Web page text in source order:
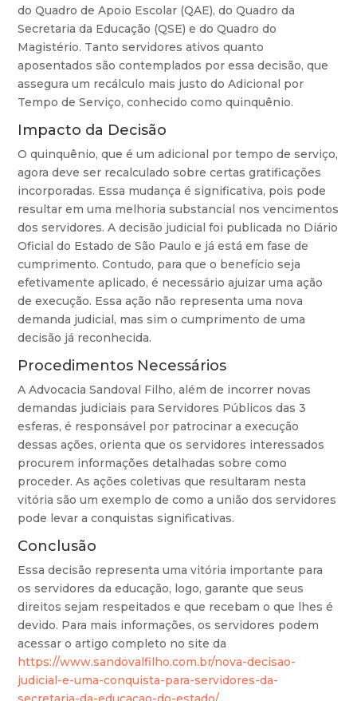
do Quadro de Apoio Escolar (QAE), do Quadro da
Secretaria da Educação (QSE) e do Quadro do
Magistério. Tanto servidores ativos quanto
aposentados são contemplados por essa decisão, que
assegura um recálculo mais justo do Adicional por
Tempo de Serviço, conhecido como quinquênio.
Impacto da Decisão
O quinquênio, que é um adicional por tempo de serviço,
agora deve ser recalculado sobre certas gratificações
incorporadas. Essa mudança é significativa, pois pode
resultar em uma melhoria substancial nos vencimentos
dos servidores. A decisão judicial foi publicada no Diário
Oficial do Estado de São Paulo e já está em fase de
cumprimento. Contudo, para que o benefício seja
efetivamente aplicado, é necessário ajuizar uma ação
de execução. Essa ação não representa uma nova
demanda judicial, mas sim o cumprimento de uma
decisão já reconhecida.
Procedimentos Necessários
A Advocacia Sandoval Filho, além de incorrer novas
demandas judiciais para Servidores Públicos das 3
esferas, é responsável por patrocinar a execução
dessas ações, orienta que os servidores interessados
procurem informações detalhadas sobre como
proceder. As ações coletivas que resultaram nesta
vitória são um exemplo de como a união dos servidores
pode levar a conquistas significativas.
Conclusão
Essa decisão representa uma vitória importante para
os servidores da educação, logo, garante que seus
direitos sejam respeitados e que recebam o que lhes é
devido. Para mais informações, os servidores podem
acessar o artigo completo no site da
https://www.sandovalfilho.com.br/nova-decisao-
judicial-e-uma-conquista-para-servidores-da-